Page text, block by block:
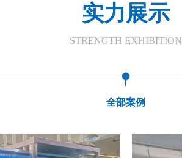
实力展示
STRENGTH EXHIBITION
全部案例